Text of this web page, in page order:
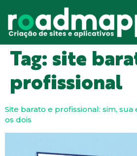
Tag: site
profissional
Site barato e profissional: sim,
os dois